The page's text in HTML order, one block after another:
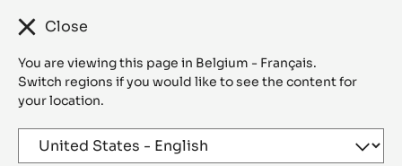
Close
You are viewing this page in Belgium - Français.
Switch regions if you would like to see the content for
your location.